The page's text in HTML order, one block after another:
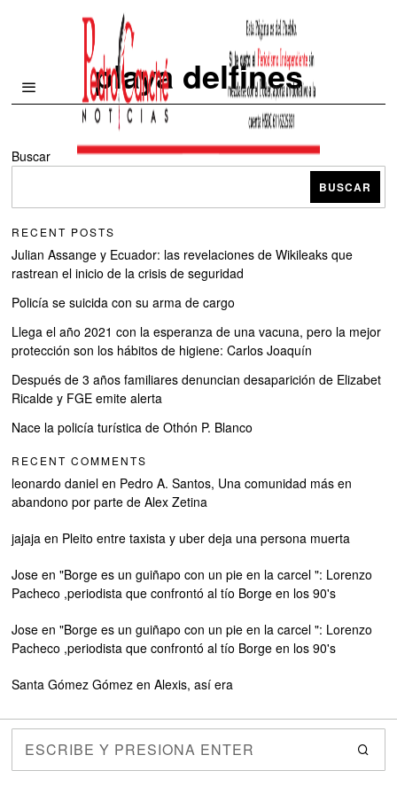
playa delfines
Buscar
BUSCAR
RECENT POSTS
Julian Assange y Ecuador: las revelaciones de Wikileaks que
rastrean el inicio de la crisis de seguridad
Policía se suicida con su arma de cargo
Llega el año 2021 con la esperanza de una vacuna, pero la mejor
protección son los hábitos de higiene: Carlos Joaquín
Después de 3 años familiares denuncian desaparición de Elizabet
Ricalde y FGE emite alerta
Nace la policía turística de Othón P. Blanco
RECENT COMMENTS
leonardo daniel en Pedro A. Santos, Una comunidad más en
abandono por parte de Alex Zetina
jajaja en Pleito entre taxista y uber deja una persona muerta
Jose en"Borge es un guiñapo con un pie en la carcel ": Lorenzo
Pacheco ,periodista que confrontó al tío Borge en los 90's
Jose en"Borge es un guiñapo con un pie en la carcel ": Lorenzo
Pacheco ,periodista que confrontó al tío Borge en los 90's
Santa Gómez Gómez enAlexis, así era